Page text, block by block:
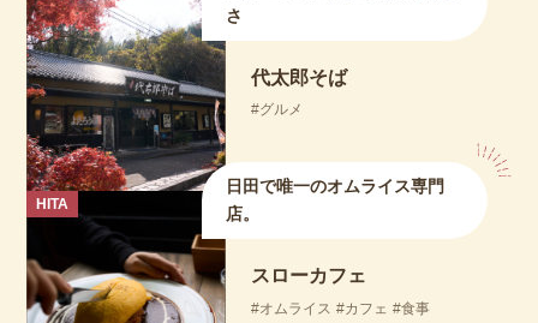
さ
代太郎そば
グルメ
HITA
日田で唯一のオムライス専門
店。
スローカフェ
オムライス カフェ 食事